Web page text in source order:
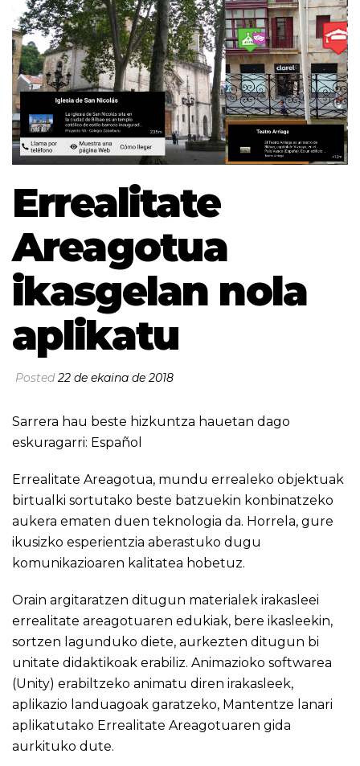
Errealitate
Areagotua
ikasgelan nola
aplikatu
Posted22 de ekaina de 2018
Sarrera hau beste hizkuntza hauetan dago
eskuragarri: Español
Errealitate Areagotua, mundu errealeko objektuak
birtualki sortutako beste batzuekin konbinatzeko
aukera ematen duen teknologia da. Horrela, gure
ikusizko esperientzia aberastuko dugu
komunikazioaren kalitatea hobetuz.
Orain argitaratzen ditugun materialek irakasleei
errealitate areagotuaren edukiak, bere ikasleekin,
sortzen lagunduko diete, aurkezten ditugun bi
unitate didaktikoak erabiliz. Animazioko softwarea
(Unity) erabiltzeko animatu diren irakasleek,
aplikazio landuagoak garatzeko, Mantentze lanari
aplikatutako Errealitate Areagotuaren gida
aurkituko dute.